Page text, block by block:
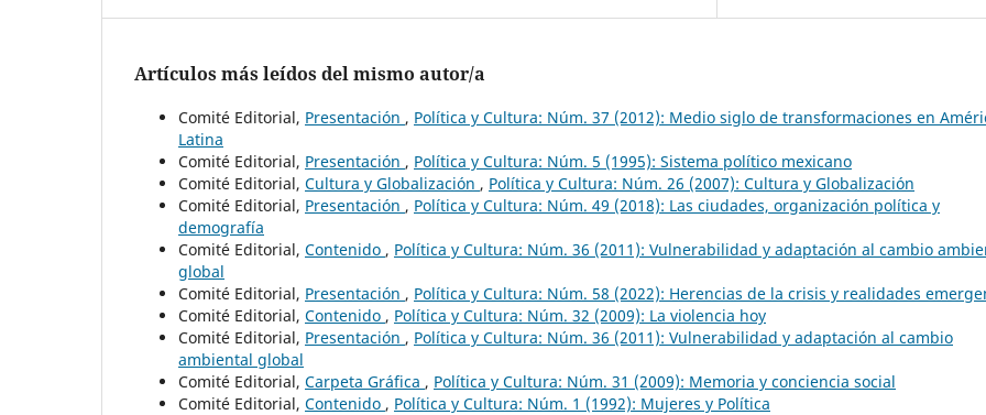
Artículos más leídos del mismo autor/a
Comité Editorial, Presentación , Política y Cultura: Núm. 37 (2012): Medio siglo de transformaciones en
Latina
Comité Editorial, Presentación , Política y Cultura: Núm. 5 (1995): Sistema político mexicano
Comité Editorial, Cultura y Globalización , Política y Cultura: Núm. 26 (2007): Cultura y Globalización
Comité Editorial, Presentación , Política y Cultura: Núm. 49 (2018): Las ciudades, organización política y
demografía
Comité Editorial, Contenido , Política y Cultura: Núm. 36 (2011): Vulnerabilidad y adaptación al cambio
global
Comité Editorial, Presentación , Política y Cultura: Núm. 58 (2022): Herencias de la crisis y realidades
Comité Editorial, Contenido , Política y Cultura: Núm. 32 (2009): La violencia hoy
Comité Editorial, Presentación , Política y Cultura: Núm. 36 (2011): Vulnerabilidad y adaptación al cambio
ambiental global
Comité Editorial, Carpeta Gráfica , Política y Cultura: Núm. 31 (2009): Memoria y conciencia social
Comité Editorial, Contenido , Política y Cultura: Núm. 1 (1992): Mujeres y Política